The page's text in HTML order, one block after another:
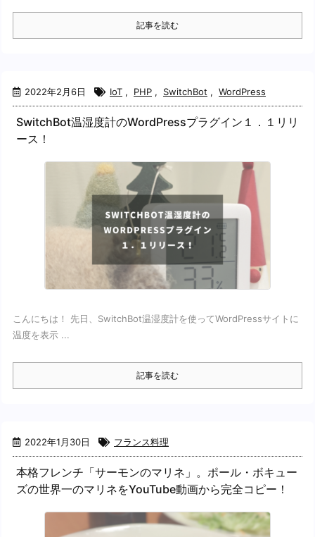
記事を読む
2022年2月6日 IoT , PHP , SwitchBot , WordPress
SwitchBot温湿度計のWordPressプラグイン１．１リリ
ース！
こんにちは！ 先日、SwitchBot温湿度計を使ってWordPressサイトに
温度を表示 ...
記事を読む
2022年1月30日 フランス料理
本格フレンチ「サーモンのマリネ」。ポール・ボキュー
ズの世界一のマリネをYouTube動画から完全コピー！